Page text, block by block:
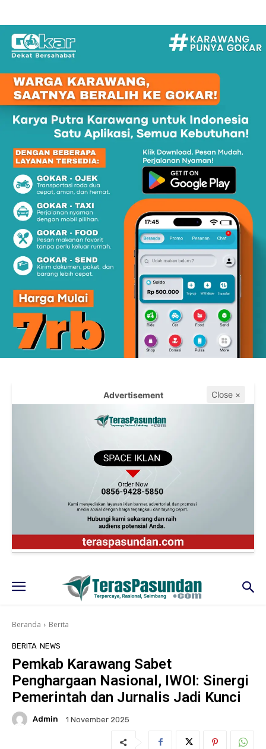
Advertisement Close ×
Beranda Berita
BERITA NEWS
Pemkab Karawang Sabet
Penghargaan Nasional, IWOI: Sinergi
Pemerintah dan Jurnalis Jadi Kunci
Admin 1 November 2025